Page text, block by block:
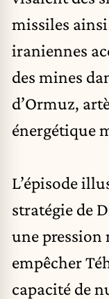
missiles
iraniennes
des mines
d’Ormuz,
énergétique
L’épisode
stratégie de
une
empêcher
capacité de